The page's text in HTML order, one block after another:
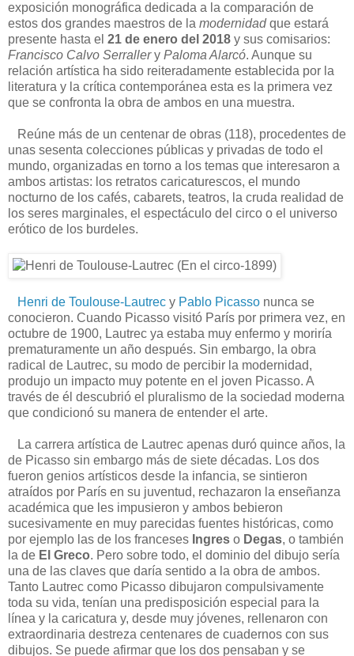
exposición monográfica dedicada a la comparación de
estos dos grandes maestros de la modernidadque estará
presente hasta el 21 de enero del 2018 y sus comisarios:
Francisco Calvo Serrallery Paloma Alarcó. Aunque su
relación artística ha sido reiteradamente establecida por la
literatura y la crítica contemporánea esta es la primera vez
que se confronta la obra de ambos en una muestra.
Reúne más de un centenar de obras (118), procedentes de
unas sesenta colecciones públicas y privadas de todo el
mundo, organizadas en torno a los temas que interesaron a
ambos artistas: los retratos caricaturescos, el mundo
nocturno de los cafés, cabarets, teatros, la cruda realidad de
los seres marginales, el espectáculo del circo o el universo
erótico de los burdeles.
Henri de Toulouse-Lautrec y Pablo Picasso nunca se
conocieron. Cuando Picasso visitó París por primera vez, en
octubre de 1900, Lautrec ya estaba muy enfermo y moriría
prematuramente un año después. Sin embargo, la obra
radical de Lautrec, su modo de percibir la modernidad,
produjo un impacto muy potente en el joven Picasso. A
través de él descubrió el pluralismo de la sociedad moderna
que condicionó su manera de entender el arte.
La carrera artística de Lautrec apenas duró quince años, la
de Picasso sin embargo más de siete décadas. Los dos
fueron genios artísticos desde la infancia, se sintieron
atraídos por París en su juventud, rechazaron la enseñanza
académica que les impusieron y ambos bebieron
sucesivamente en muy parecidas fuentes históricas, como
por ejemplo las de los franceses Ingres o Degas, o también
la de El Greco. Pero sobre todo, el dominio del dibujo sería
una de las claves que daría sentido a la obra de ambos.
Tanto Lautrec como Picasso dibujaron compulsivamente
toda su vida, tenían una predisposición especial para la
línea y la caricatura y, desde muy jóvenes, rellenaron con
extraordinaria destreza centenares de cuadernos con sus
dibujos. Se puede afirmar que los dos pensaban y se